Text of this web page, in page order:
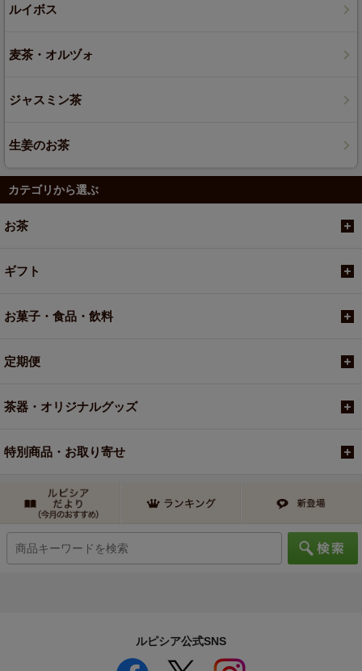
ルイボス
麦茶・オルヅォ
ジャスミン茶
生姜のお茶
カテゴリから選ぶ
お茶
ギフト
お菓子・食品・飲料
定期便
茶器・オリジナルグッズ
特別商品・お取り寄せ
ルピシア公式SNS